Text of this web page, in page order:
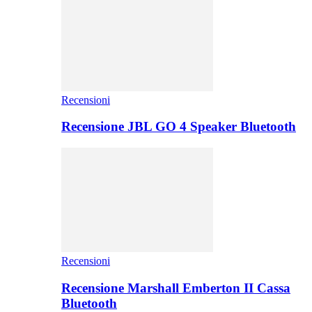
Recensioni
Recensione JBL GO 4 Speaker Bluetooth
Recensioni
Recensione Marshall Emberton II Cassa
Bluetooth